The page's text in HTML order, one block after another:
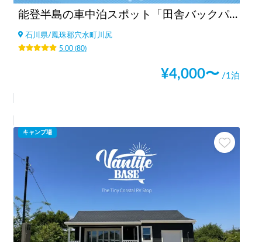
能登半島の車中泊スポット「田舎バックパッカーハウス Station 1」キャンピングカーだけでなく、ライダーのバイク旅人、チャリダー 自転車旅人、バックパッカーのテント泊もウェルカム！キャンピングカー素泊まりも可！夜中の予約も可能！
石川県/鳳珠郡穴水町川尻
5.00(80)
¥4,000〜 /1泊
キャンプ場